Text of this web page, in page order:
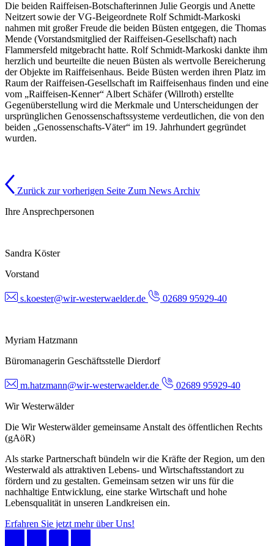
Die beiden Raiffeisen-Botschafterinnen Julie Georgis und Anette
Neitzert sowie der VG-Beigeordnete Rolf Schmidt-Markoski
nahmen mit großer Freude die beiden Büsten entgegen, die Thomas
Mende (Vorstandsmitglied der Raiffeisen-Gesellschaft) nach
Flammersfeld mitgebracht hatte. Rolf Schmidt-Markoski dankte ihm
herzlich und beurteilte die neuen Büsten als wertvolle Bereicherung
der Objekte im Raiffeisenhaus. Beide Büsten werden ihren Platz im
Raum der Raiffeisen-Gesellschaft im Raiffeisenhaus finden und eine
vom „Raiffeisen-Kenner“ Albert Schäfer (Willroth) erstellte
Gegenüberstellung wird die Merkmale und Unterscheidungen der
ursprünglichen Genossenschaftssysteme verdeutlichen, die von den
beiden „Genossenschafts-Väter“ im 19. Jahrhundert gegründet
wurden.
Zurück zur vorherigen Seite Zum News Archiv
Ihre Ansprechpersonen
Sandra Köster
Vorstand
s.koester@wir-westerwaelder.de 02689 95929-40
Myriam Hatzmann
Büromanagerin Geschäftsstelle Dierdorf
m.hatzmann@wir-westerwaelder.de
02689 95929-40
Wir Westerwälder
Die Wir Westerwälder gemeinsame Anstalt des öffentlichen Rechts
(gAöR)
Als starke Partnerschaft bündeln wir die Kräfte der Region, um den
Westerwald als attraktiven Lebens- und Wirtschaftsstandort zu
fördern und zu gestalten. Gemeinsam setzen wir uns für die
nachhaltige Entwicklung, eine starke Wirtschaft und hohe
Lebensqualität in unseren Landkreisen ein.
Erfahren Sie jetzt mehr über Uns!